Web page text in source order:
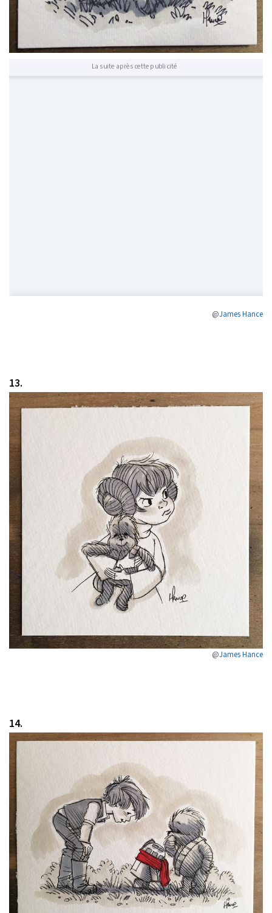
La suite après cette publicité
@James Hance
13.
@James Hance
14.